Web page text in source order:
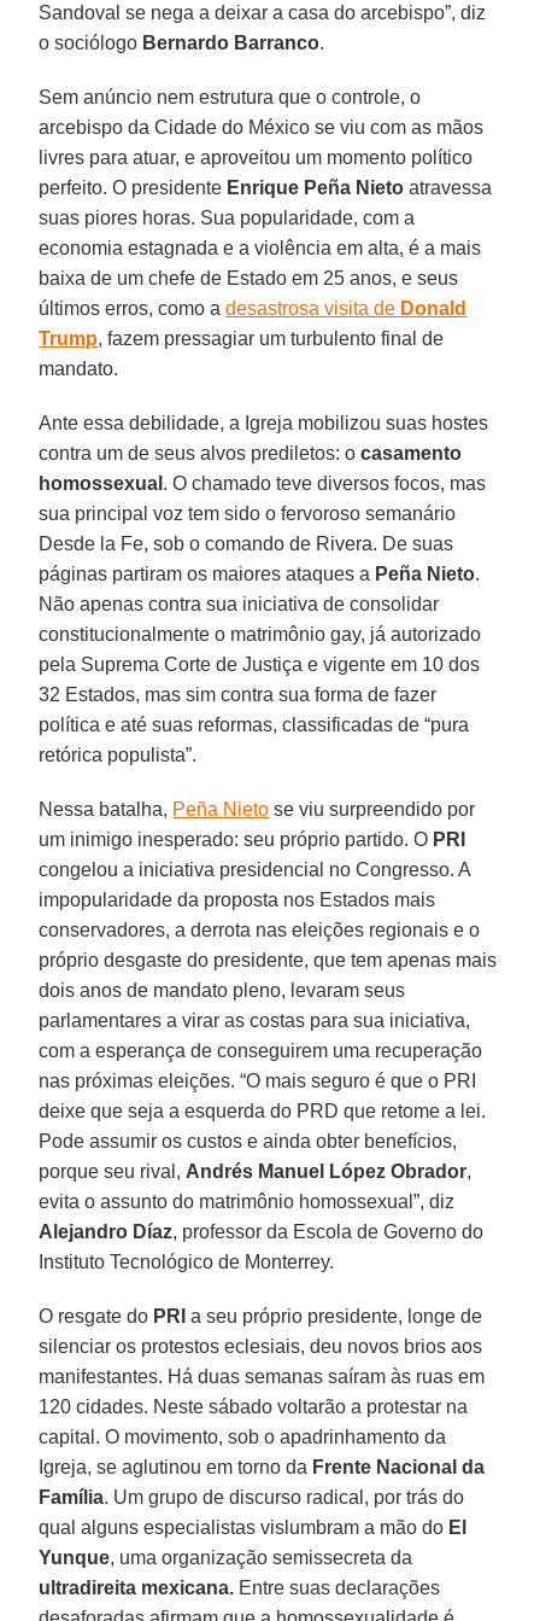
Sandoval se nega a deixar a casa do arcebispo”, diz
o sociólogo Bernardo Barranco.
Sem anúncio nem estrutura que o controle, o
arcebispo da Cidade do México se viu com as mãos
livres para atuar, e aproveitou um momento político
perfeito. O presidente Enrique Peña Nieto atravessa
suas piores horas. Sua popularidade, com a
economia estagnada e a violência em alta, é a mais
baixa de um chefe de Estado em 25 anos, e seus
últimos erros, como adesastrosa visita de Donald
Trump, fazem pressagiar um turbulento final de
mandato.
Ante essa debilidade, a Igreja mobilizou suas hostes
contra um de seus alvos prediletos: ocasamento
homossexual . O chamado teve diversos focos, mas
sua principal voz tem sido o fervoroso semanário
Desde la Fe, sob o comando de Rivera. De suas
páginas partiram os maiores ataques a Peña Nieto.
Não apenas contra sua iniciativa de consolidar
constitucionalmente o matrimônio gay, já autorizado
pela Suprema Corte de Justiça e vigente em 10 dos
32 Estados, mas sim contra sua forma de fazer
política e até suas reformas, classificadas de “pura
retórica populista”.
Nessa batalha, Peña Nieto se viu surpreendido por
um inimigo inesperado: seu próprio partido. O PRI
congelou a iniciativa presidencial no Congresso. A
impopularidade da proposta nos Estados mais
conservadores, a derrota nas eleições regionais e o
próprio desgaste do presidente, que tem apenas mais
dois anos de mandato pleno, levaram seus
parlamentares a virar as costas para sua iniciativa,
com a esperança de conseguirem uma recuperação
nas próximas eleições. “O mais seguro é que o PRI
deixe que seja a esquerda do PRD que retome a lei.
Pode assumir os custos e ainda obter benefícios,
porque seu rival, Andrés Manuel López Obrador,
evita o assunto do matrimônio homossexual”, diz
Alejandro Díaz, professor da Escola de Governo do
Instituto Tecnológico de Monterrey.
O resgate do PRI a seu próprio presidente, longe de
silenciar os protestos eclesiais, deu novos brios aos
manifestantes. Há duas semanas saíram às ruas em
120 cidades. Neste sábado voltarão a protestar na
capital. O movimento, sob o apadrinhamento da
Igreja, se aglutinou em torno da Frente Nacional da
Família. Um grupo de discurso radical, por trás do
qual alguns especialistas vislumbram a mão do El
Yunque, uma organização semissecreta da
ultradireita mexicana. Entre suas declarações